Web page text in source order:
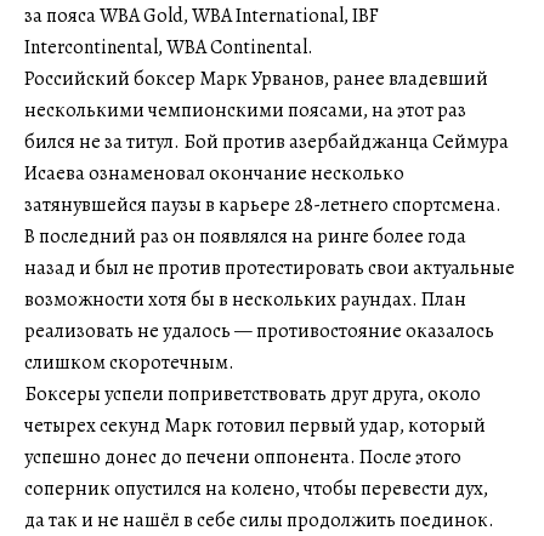
за пояса WBA Gold, WBA International, IBF
Intercontinental, WBA Continental.
Российский боксер Марк Урванов, ранее владевший
несколькими чемпионскими поясами, на этот раз
бился не за титул. Бой против азербайджанца Сеймура
Исаева ознаменовал окончание несколько
затянувшейся паузы в карьере 28-летнего спортсмена.
В последний раз он появлялся на ринге более года
назад и был не против протестировать свои актуальные
возможности хотя бы в нескольких раундах. План
реализовать не удалось — противостояние оказалось
слишком скоротечным.
Боксеры успели поприветствовать друг друга, около
четырех секунд Марк готовил первый удар, который
успешно донес до печени оппонента. После этого
соперник опустился на колено, чтобы перевести дух,
да так и не нашёл в себе силы продолжить поединок.